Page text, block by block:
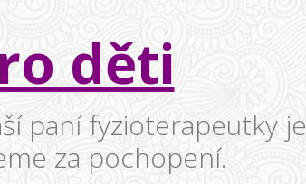
děti
paní fyzioterapeutky je
za pochopení.